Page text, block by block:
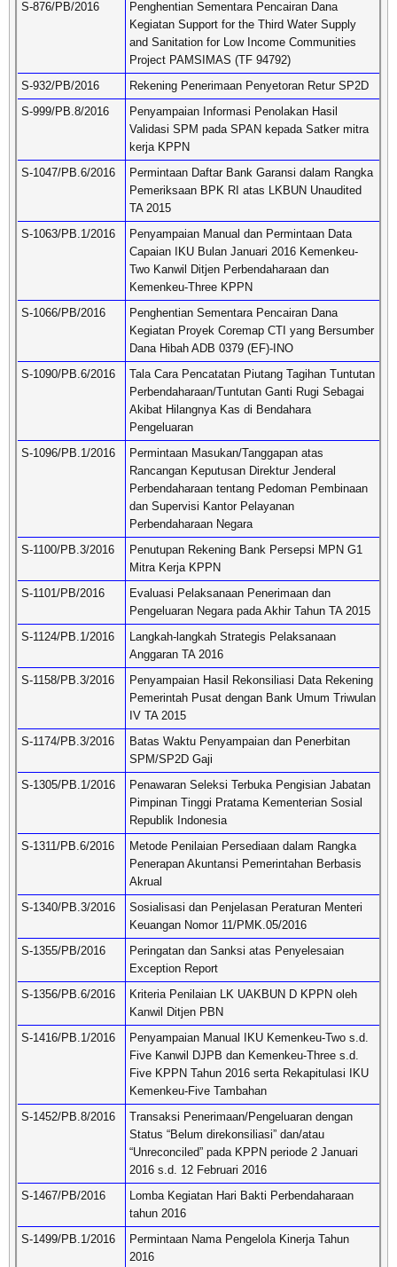
S-876/PB/2016
Penghentian Sementara Pencairan Dana
Kegiatan Support for the Third Water Supply
and Sanitation for Low Income Communities
Project PAMSIMAS (TF 94792)
S-932/PB/2016
Rekening Penerimaan Penyetoran Retur SP2D
S-999/PB.8/2016
Penyampaian Informasi Penolakan Hasil
Validasi SPM pada SPAN kepada Satker mitra
kerja KPPN
S-1047/PB.6/2016
Permintaan Daftar Bank Garansi dalam Rangka
Pemeriksaan BPK RI atas LKBUN Unaudited
TA 2015
S-1063/PB.1/2016
Penyampaian Manual dan Permintaan Data
Capaian IKU Bulan Januari 2016 Kemenkeu-
Two Kanwil Ditjen Perbendaharaan dan
Kemenkeu-Three KPPN
S-1066/PB/2016
Penghentian Sementara Pencairan Dana
Kegiatan Proyek Coremap CTI yang Bersumber
Dana Hibah ADB 0379 (EF)-INO
S-1090/PB.6/2016
Tala Cara Pencatatan Piutang Tagihan Tuntutan
Perbendaharaan/Tuntutan Ganti Rugi Sebagai
Akibat Hilangnya Kas di Bendahara
Pengeluaran
S-1096/PB.1/2016
Permintaan Masukan/Tanggapan atas
Rancangan Keputusan Direktur Jenderal
Perbendaharaan tentang Pedoman Pembinaan
dan Supervisi Kantor Pelayanan
Perbendaharaan Negara
S-1100/PB.3/2016
Penutupan Rekening Bank Persepsi MPN G1
Mitra Kerja KPPN
S-1101/PB/2016
Evaluasi Pelaksanaan Penerimaan dan
Pengeluaran Negara pada Akhir Tahun TA 2015
S-1124/PB.1/2016
Langkah-langkah Strategis Pelaksanaan
Anggaran TA 2016
S-1158/PB.3/2016
Penyampaian Hasil Rekonsiliasi Data Rekening
Pemerintah Pusat dengan Bank Umum Triwulan
IV TA 2015
S-1174/PB.3/2016
Batas Waktu Penyampaian dan Penerbitan
SPM/SP2D Gaji
S-1305/PB.1/2016
Penawaran Seleksi Terbuka Pengisian Jabatan
Pimpinan Tinggi Pratama Kementerian Sosial
Republik Indonesia
S-1311/PB.6/2016
Metode Penilaian Persediaan dalam Rangka
Penerapan Akuntansi Pemerintahan Berbasis
Akrual
S-1340/PB.3/2016
Sosialisasi dan Penjelasan Peraturan Menteri
Keuangan Nomor 11/PMK.05/2016
S-1355/PB/2016
Peringatan dan Sanksi atas Penyelesaian
Exception Report
S-1356/PB.6/2016
Kriteria Penilaian LK UAKBUN D KPPN oleh
Kanwil Ditjen PBN
S-1416/PB.1/2016
Penyampaian Manual IKU Kemenkeu-Two s.d.
Five Kanwil DJPB dan Kemenkeu-Three s.d.
Five KPPN Tahun 2016 serta Rekapitulasi IKU
Kemenkeu-Five Tambahan
S-1452/PB.8/2016
Transaksi Penerimaan/Pengeluaran dengan
Status “Belum direkonsiliasi” dan/atau
“Unreconciled” pada KPPN periode 2 Januari
2016 s.d. 12 Februari 2016
S-1467/PB/2016
Lomba Kegiatan Hari Bakti Perbendaharaan
tahun 2016
S-1499/PB.1/2016
Permintaan Nama Pengelola Kinerja Tahun
2016